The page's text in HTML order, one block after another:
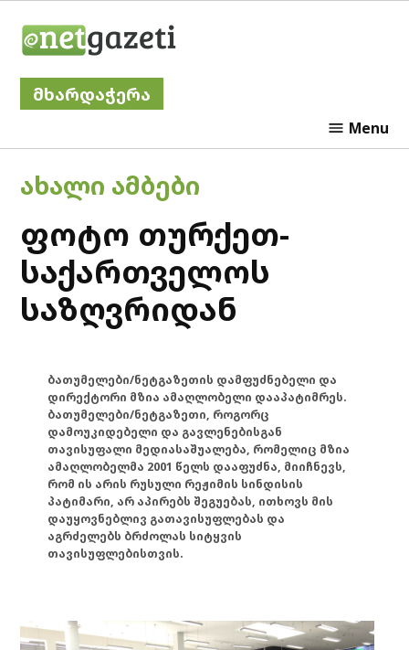
მხარდაჭერა
Menu
POSTED
ᲐᲮᲐᲚᲘ ᲐᲛᲑᲔᲑᲘ
ფოტო თურქეთ-
საქართველოს
საზღვრიდან
ბათუმელები/ნეტგაზეთის დამფუძნებელი და
დირექტორი მზია ამაღლობელი დააპატიმრეს.
ბათუმელები/ნეტგაზეთი, როგორც
დამოუკიდებელი და გავლენებისგან
თავისუფალი მედიასაშუალება, რომელიც მზია
ამაღლობელმა 2001 წელს დააფუძნა, მიიჩნევს,
რომ ის არის რუსული რეჟიმის სინდისის
პატიმარი, არ აპირებს შეგუებას, ითხოვს მის
დაუყოვნებლივ გათავისუფლებას და
აგრძელებს ბრძოლას სიტყვის
თავისუფლებისთვის.